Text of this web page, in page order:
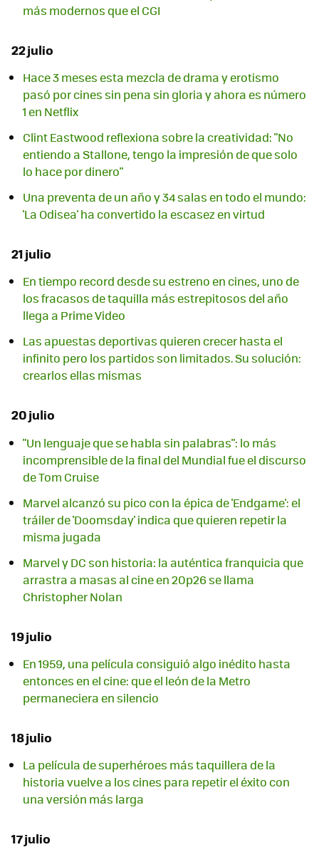
más modernos que el CGI
22 julio
Hace 3 meses esta mezcla de drama y erotismo
pasó por cines sin pena sin gloria y ahora es número
1 en Netflix
Clint Eastwood reflexiona sobre la creatividad: "No
entiendo a Stallone, tengo la impresión de que solo
lo hace por dinero"
Una preventa de un año y 34 salas en todo el mundo:
'La Odisea' ha convertido la escasez en virtud
21 julio
En tiempo record desde su estreno en cines, uno de
los fracasos de taquilla más estrepitosos del año
llega a Prime Video
Las apuestas deportivas quieren crecer hasta el
infinito pero los partidos son limitados. Su solución:
crearlos ellas mismas
20 julio
"Un lenguaje que se habla sin palabras": lo más
incomprensible de la final del Mundial fue el discurso
de Tom Cruise
Marvel alcanzó su pico con la épica de 'Endgame': el
tráiler de 'Doomsday' indica que quieren repetir la
misma jugada
Marvel y DC son historia: la auténtica franquicia que
arrastra a masas al cine en 20p26 se llama
Christopher Nolan
19 julio
En 1959, una película consiguió algo inédito hasta
entonces en el cine: que el león de la Metro
permaneciera en silencio
18 julio
La película de superhéroes más taquillera de la
historia vuelve a los cines para repetir el éxito con
una versión más larga
17 julio